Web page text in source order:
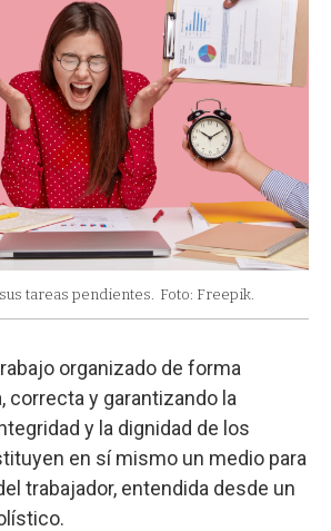
tareas pendientes. Foto: Freepik.
organizado de forma
correcta y garantizando la
y la dignidad de los
en sí mismo un medio para
trabajador, entendida desde un